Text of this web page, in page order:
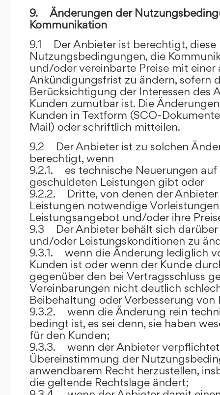
9. Änderungen der
Kommunikation
9.1 Der Anbieter ist berechtigt, diese
Nutzungsbedingungen, die
und/oder vereinbarte Preise mit einer
Ankündigungsfrist zu ändern, sofern
Berücksichtigung der Interessen des
Kunden zumutbar ist. Die
Kunden in Textform (SCO-
Mail) oder schriftlich mitteilen.
9.2 Der Anbieter ist zu solchen
berechtigt, wenn
9.2.1. es technische Neuerungen
geschuldeten Leistungen gibt oder
9.2.2. Dritte, von denen der Anbieter
Leistungen notwendige
Leistungsangebot und/oder ihre
9.3 Der Anbieter behält sich darüber
und/oder Leistungskonditionen zu
9.3.1. wenn die Änderung lediglich
Kunden ist oder wenn der Kunde
gegenüber den bei Vertragsschluss
Vereinbarungen nicht deutlich
Beibehaltung oder Verbesserung
9.3.2. wenn die Änderung rein
bedingt ist, es sei denn, sie haben
für den Kunden;
9.3.3. wenn der Anbieter verpflichtet
Übereinstimmung der
anwendbarem Recht herzustellen,
die geltende Rechtslage ändert;